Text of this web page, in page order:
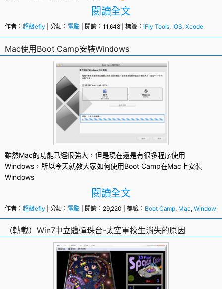
閱讀全文
作者： 超級efly | 分類： 電腦 | 閱讀：11,648 | 標籤： iFly Tools, IOS, Xcode
Mac使用Boot Camp安裝Windows
雖然Mac的功能已經很強大，但是現在還是有很多程序使用
Windows ，所以今天就教大家如何使用Boot Camp在Mac上安裝
Windows
閱讀全文
作者： 超級efly | 分類： 電腦 | 閱讀：29,220 | 標籤： Boot Camp, Mac, Windows
（轉載）Win7中立體彈珠台-太空軍校生消失的原因